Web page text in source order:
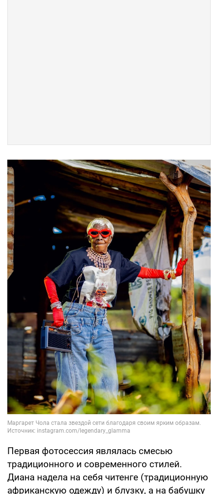
Первая фотосессия являлась смесью
традиционного и современного стилей.
Диана надела на себя читенге (традиционную
африканскую одежду) и блузку, а на бабушку